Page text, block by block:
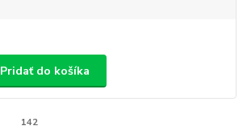
Pridať do košíka
142